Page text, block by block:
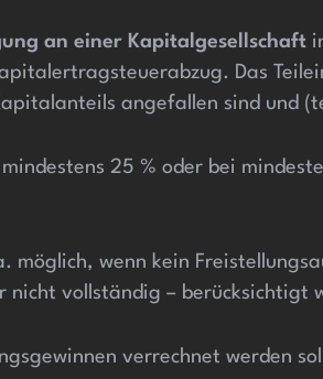
an einer Kapitalgesellschaft
Das
angefallen sind und
25 % oder bei
möglich, wenn kein
nicht vollständig – berücksichtigt
verrechnet werden